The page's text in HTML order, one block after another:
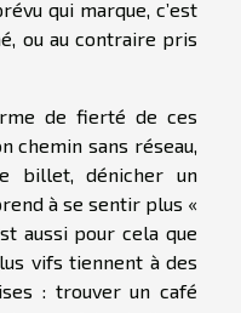
qui marque, c’est
ou au contraire pris
de fierté de ces
chemin sans réseau,
billet, dénicher un
à se sentir plus «
aussi pour cela que
vifs tiennent à des
: trouver un café